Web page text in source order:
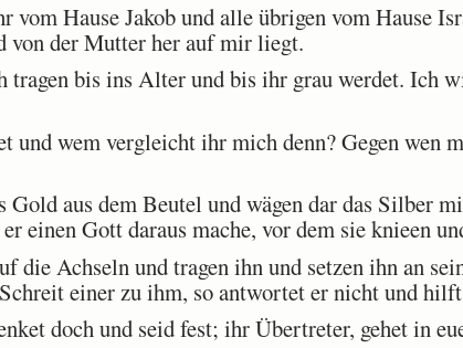
vom Hause Jakob und alle übrigen vom Hause
von der Mutter her auf mir liegt.
tragen bis ins Alter und bis ihr grau werdet. Ich
und wem vergleicht ihr mich denn? Gegen wen
Gold aus dem Beutel und wägen dar das Silber
einen Gott daraus mache, vor dem sie knieen
die Achseln und tragen ihn und setzen ihn an
einer zu ihm, so antwortet er nicht und
doch und seid fest; ihr Übertreter, gehet in